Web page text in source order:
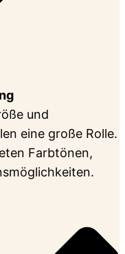
und
eine große Rolle.
Farbtönen,